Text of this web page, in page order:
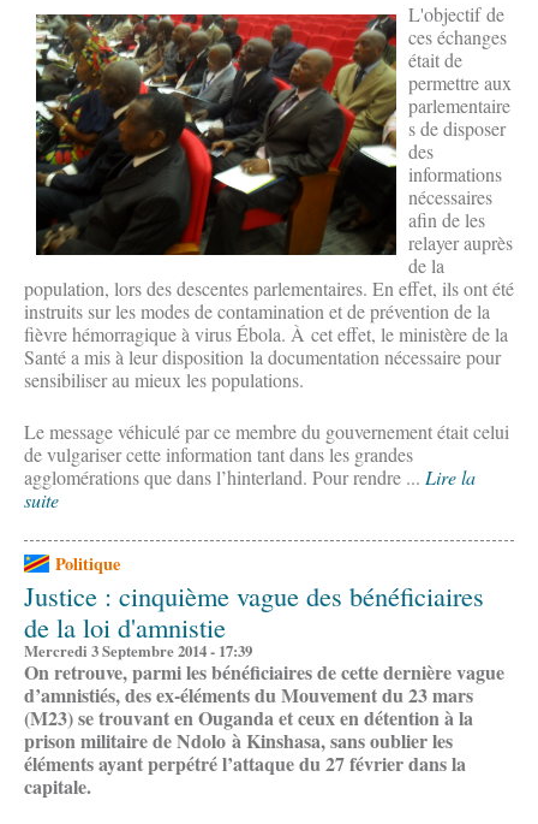
L'objectif de
ces échanges
était de
permettre aux
parlementaire
s de disposer
des
informations
nécessaires
afin de les
relayer auprès
de la
population, lors des descentes parlementaires. En effet, ils ont été
instruits sur les modes de contamination et de prévention de la
fièvre hémorragique à virus Ébola. À cet effet, le ministère de la
Santé a mis à leur disposition la documentation nécessaire pour
sensibiliser au mieux les populations.
Le message véhiculé par ce membre du gouvernement était celui
de vulgariser cette information tant dans les grandes
agglomérations que dans l’hinterland. Pour rendre ... Lire la
suite
Politique
Justice : cinquième vague des bénéficiaires
de la loi d'amnistie
Mercredi 3 Septembre 2014 - 17:39
On retrouve, parmi les bénéficiaires de cette dernière vague
d’amnistiés, des ex-éléments du Mouvement du 23 mars
(M23) se trouvant en Ouganda et ceux en détention à la
prison militaire de Ndolo à Kinshasa, sans oublier les
éléments ayant perpétré l’attaque du 27 février dans la
capitale.